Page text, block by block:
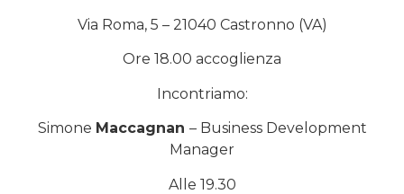
Via Roma, 5 – 21040 Castronno (VA)
Ore 18.00 accoglienza
Incontriamo:
Simone Maccagnan – Business Development
Manager
Alle 19.30